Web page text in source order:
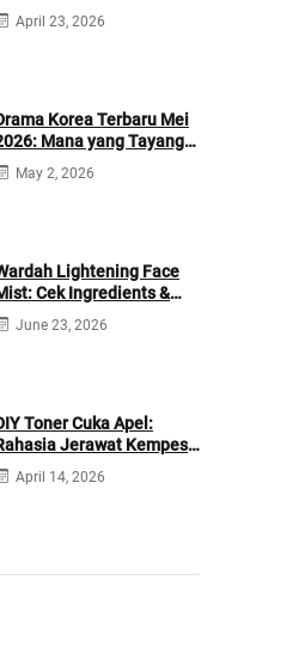
April 23, 2026
Korea Terbaru Mei
Mana yang Tayang
Netflix?
May 2, 2026
Lightening Face
Cek Ingredients &
June 23, 2026
Toner Cuka Apel:
Jerawat Kempes
2 Hari!
April 14, 2026